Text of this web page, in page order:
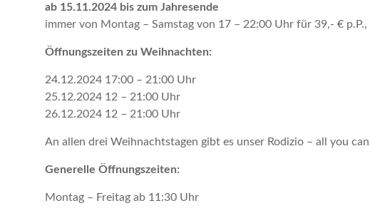
ab 15.11.2024 bis zum Jahresende
immer von Montag – Samstag von 17 – 22:00 Uhr für 39,- €
Öffnungszeiten zu Weihnachten:
24.12.2024 17:00 – 21:00 Uhr
25.12.2024 12 – 21:00 Uhr
26.12.2024 12 – 21:00 Uhr
An allen drei Weihnachtstagen gibt es unser Rodizio – all you
Generelle Öffnungszeiten:
Montag – Freitag ab 11:30 Uhr